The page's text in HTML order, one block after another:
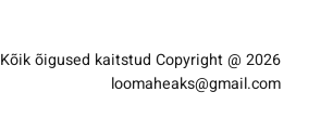
Kõik õigused kaitstud Copyright @ 2026
loomaheaks@gmail.com